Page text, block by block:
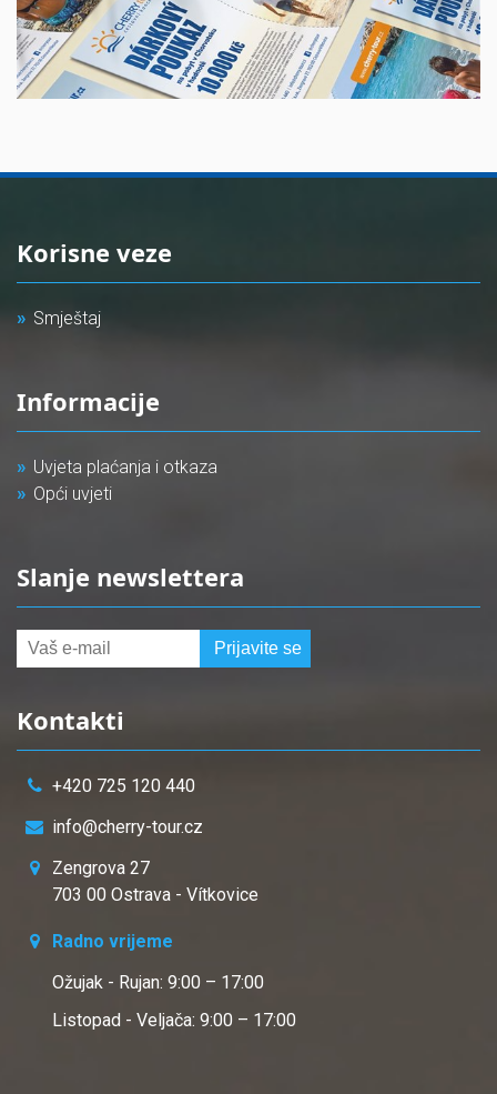
Korisne veze
Smještaj
Informacije
Uvjeta plaćanja i otkaza
Opći uvjeti
Slanje newslettera
Kontakti
+420 725 120 440
info@cherry-tour.cz
Zengrova 27
703 00 Ostrava - Vítkovice
Radno vrijeme
Ožujak - Rujan: 9:00 – 17:00
Listopad - Veljača: 9:00 – 17:00